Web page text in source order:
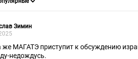
Зимин
же МАГАТЭ приступит к обсуждению
недождусь.